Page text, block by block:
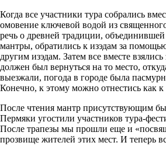
Когда все участники тура собрались
омовение ключевой водой из
речь о древней традиции,
мантры, обратились к изэдам за
другим изэдам. Затем все вместе
должен был вернуться на то место,
выезжали, погода в городе была
Конечно, к этому можно отнестись как
После чтения мантр присутствующим
Пермяки угостили участников тура-
После трапезы мы прошли еще и
прозвище жителей этих мест. И теперь